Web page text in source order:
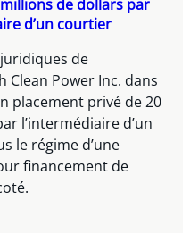
de dollars par
d’un courtier
de
Clean Power Inc. dans
placement privé de 20
l’intermédiaire d’un
le régime d’une
financement de